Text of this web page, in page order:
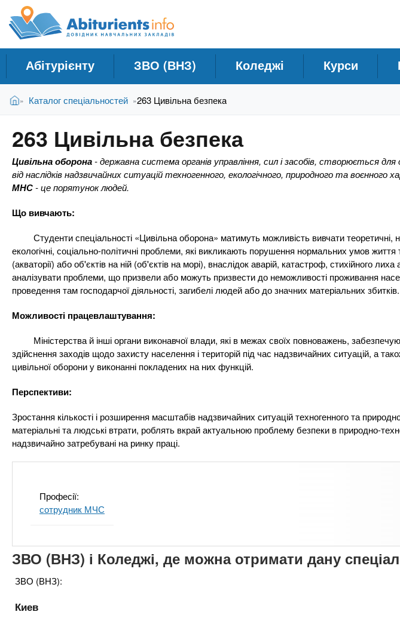
е
и
A
b
i
t
u
r
i
e
n
t
s
.
i
n
f
о
в
н
и
Н
а
в
ч
а
н
и
х
з
а
л
а
д
і
в
Абітурієнту ЗВО (ВНЗ) Коледжі Курси
В
т
у
т
Головна
» Каталог спеціальностей »263 Цивільна безпека
263 Цивільна безпека
Цивільна оборона- державна система органів управління, сил і засобів, створюється для
від наслідків надзвичайних ситуацій техногенного, екологічного, природного та воєнного
МНС- це порятунок людей.
Що вивчають:
Студенти спеціальності «Цивільна оборона» матимуть можливість вивчати теоретичні,
екологічні, соціально-політичні проблеми, які викликають порушення нормальних умов життя
(акваторії) або об'єктів на ній (об'єктів на морі), внаслідок аварій, катастроф, стихійного
аналізувати проблеми, що призвели або можуть призвести до неможливості проживання
проведення там господарчої діяльності, загибелі людей або до значних матеріальних збитків.
Можливості працевлаштування:
Міністерства й інші органи виконавчої влади, які в межах своїх повноважень,
здійснення заходів щодо захисту населення і територій під час надзвичайних ситуацій, а
цивільної оборони у виконанні покладених на них функцій.
Перспективи:
Зростання кількості і розширення масштабів надзвичайних ситуацій техно­генного та
матеріальні та людські втрати, роблять вкрай актуальною проблему безпеки в природно-
надзвичайно затребувані на ринку праці.
Професії:
сотрудник МЧС
ЗВО (ВНЗ) і Коледжі, де можна отримати дану
ЗВО (ВНЗ):
Киев